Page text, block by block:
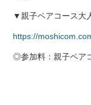
▼親子ペアコース大
https://
◎参加料：親子ペア